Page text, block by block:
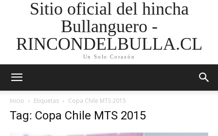
Sitio oficial del hincha
Bullanguero -
RINCONDELBULLA.CL
Un Solo Corazón
Inicio Etiquetas Copa Chile MTS 2015
Tag: Copa Chile MTS 2015